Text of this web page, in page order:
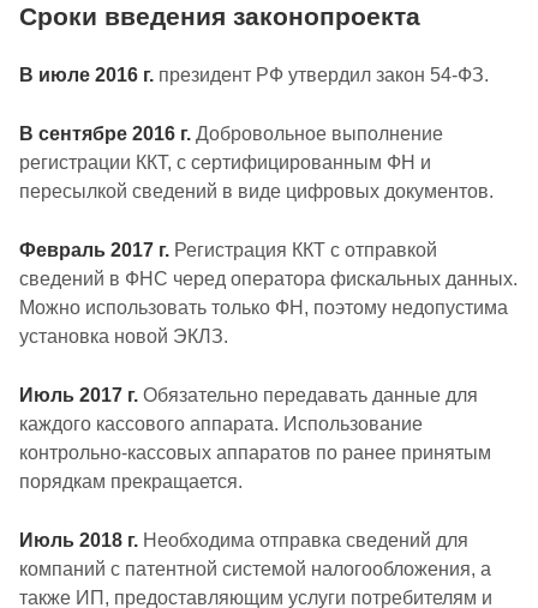
Сроки введения законопроекта
В июле 2016 г. президент РФ утвердил закон 54-ФЗ.
В сентябре 2016 г. Добровольное выполнение
регистрации ККТ, с сертифицированным ФН и
пересылкой сведений в виде цифровых документов.
Февраль 2017 г. Регистрация ККТ с отправкой
сведений в ФНС черед оператора фискальных данных.
Можно использовать только ФН, поэтому недопустима
установка новой ЭКЛЗ.
Июль 2017 г. Обязательно передавать данные для
каждого кассового аппарата. Использование
контрольно-кассовых аппаратов по ранее принятым
порядкам прекращается.
Июль 2018 г. Необходима отправка сведений для
компаний с патентной системой налогообложения, а
также ИП, предоставляющим услуги потребителям и